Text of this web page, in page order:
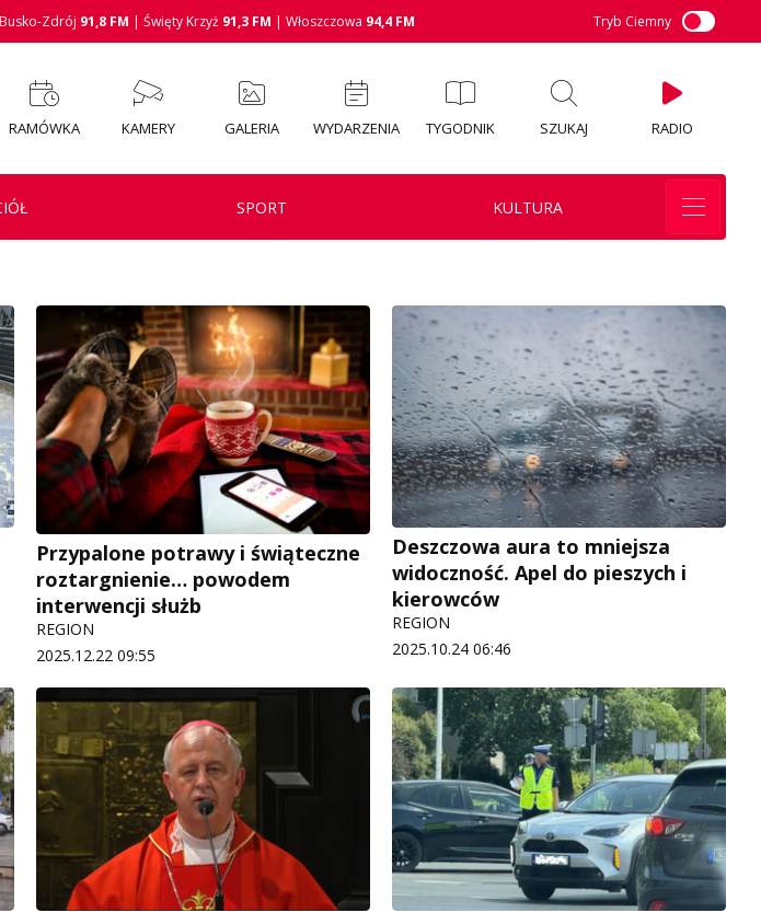
Zdrój 91,8 FM | Święty Krzyż 91,3 FM | Włoszczowa 94,4 FM Tryb Ciemny
RAMÓWKA KAMERY GALERIA WYDARZENIA TYGODNIK SZUKAJ RADIO
SPORT KULTURA
Przypalone potrawy i świąteczne
roztargnienie… powodem
interwencji służb
REGION
2025.12.22 09:55
Deszczowa aura to mniejsza
widoczność. Apel do pieszych i
kierowców
REGION
2025.10.24 06:46